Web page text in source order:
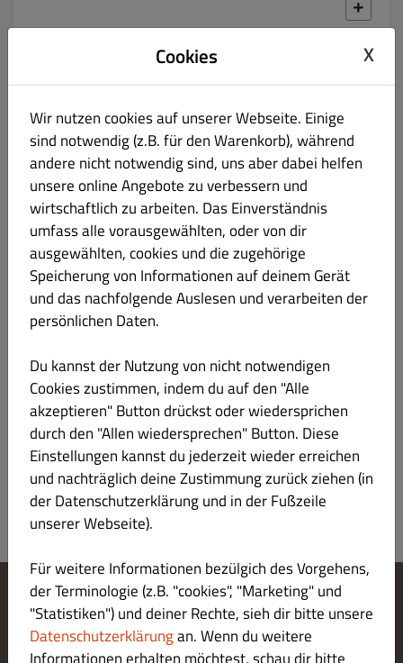
Ravioli al salmone e crema di zucchine
Ravioli gefüllt mit Lachs in Zucchinicreme
Risotto
Carne
Dolci
Alkoholfreie Getränke
Alkoholische Getränke
Beilagen
Cookie-Einstellungen ändern
Kontaktiere uns
Datenschutzerklärung
Cookies X
Wir nutzen cookies auf unserer Webseite. Einige
sind notwendig (z.B. für den Warenkorb), während
andere nicht notwendig sind, uns aber dabei helfen
unsere online Angebote zu verbessern und
wirtschaftlich zu arbeiten. Das Einverständnis
umfass alle vorausgewählten, oder von dir
ausgewählten, cookies und die zugehörige
Speicherung von Informationen auf deinem Gerät
und das nachfolgende Auslesen und verarbeiten der
persönlichen Daten.
Du kannst der Nutzung von nicht notwendigen
Cookies zustimmen, indem du auf den "Alle
akzeptieren" Button drückst oder wiedersprichen
durch den "Allen wiedersprechen" Button. Diese
Einstellungen kannst du jederzeit wieder erreichen
und nachträglich deine Zustimmung zurück ziehen (in
der Datenschutzerklärung und in der Fußzeile
unserer Webseite).
Für weitere Informationen bezülgich des Vorgehens,
der Terminologie (z.B. "cookies", "Marketing" und
"Statistiken") und deiner Rechte, sieh dir bitte unsere
Datenschutzerklärungan. Wenn du weitere